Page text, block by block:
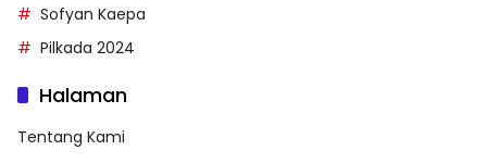
Sofyan Kaepa
Pilkada 2024
Halaman
Tentang Kami